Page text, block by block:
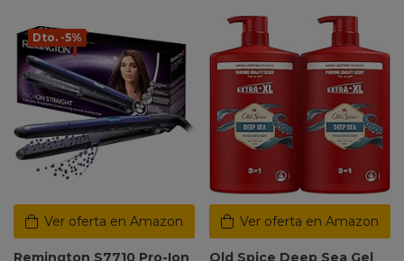
Ver oferta en Amazon
Dto. -5%
Remington S7710 Pro-Ion
Ver oferta en Amazon
Old Spice Deep Sea Gel